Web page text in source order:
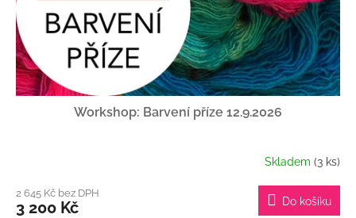
Workshop: Barvení příze 12.9.2026
Skladem (3 ks)
2 645 Kč bez DPH
3 200 Kč Do košíku